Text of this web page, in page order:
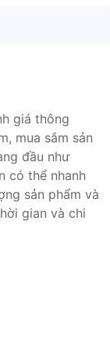
giá thông
mua sắm sản
đầu như
có thể nhanh
sản phẩm và
gian và chi